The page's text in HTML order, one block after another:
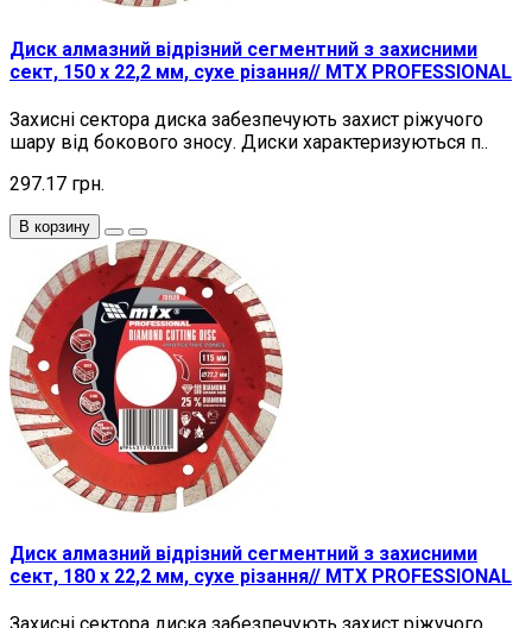
Диск алмазний відрізний сегментний з захисними
сект, 150 х 22,2 мм, сухе різання// MTX PROFESSIONAL
Захисні сектора диска забезпечують захист ріжучого
шару від бокового зносу. Диски характеризуються п..
297.17 грн.
В корзину
Диск алмазний відрізний сегментний з захисними
сект, 180 х 22,2 мм, сухе різання// MTX PROFESSIONAL